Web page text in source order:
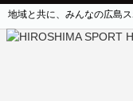
地域と共に、みんなの広島